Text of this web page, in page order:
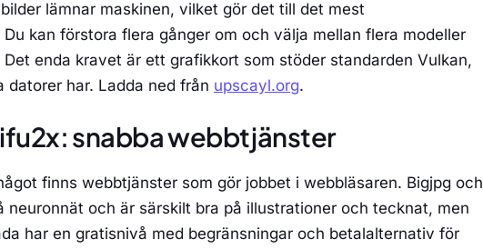
lämnar maskinen, vilket gör det till det mest
kan förstora flera gånger om och välja mellan flera modeller
enda kravet är ett grafikkort som stöder standarden Vulkan,
har. Ladda ned från upscayl.org.
snabba webbtjänster
finns webbtjänster som gör jobbet i webbläsaren. Bigjpg och
neuronnät och är särskilt bra på illustrationer och tecknat, men
har en gratisnivå med begränsningar och betalalternativ för